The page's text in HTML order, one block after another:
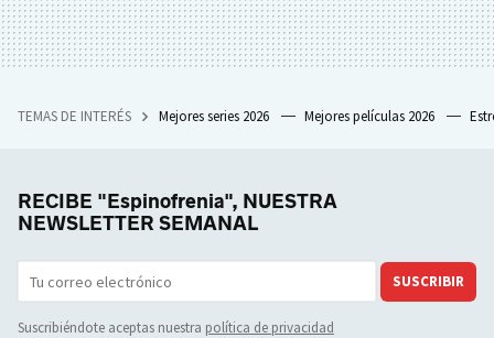
TEMAS DE INTERÉS Mejores series 2026 Mejores películas 2026
RECIBE "Espinofrenia", NUESTRA
NEWSLETTER SEMANAL
SUSCRIBIR
Suscribiéndote aceptas nuestra política de privacidad